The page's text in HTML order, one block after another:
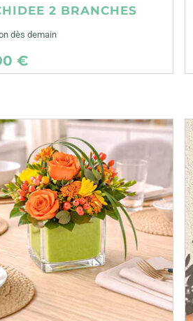
2 BRANCHES
dès demain
€